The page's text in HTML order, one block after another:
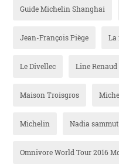
Guide Michelin Shanghai
Jean-François Piège La
Le Divellec Line Renaud
Maison Troisgros
Michelin Nadia sammut
Omnivore World Tour 2016